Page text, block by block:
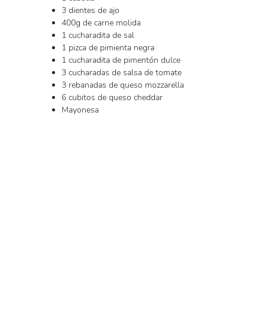
3 dientes de ajo
400g de carne molida
1 cucharadita de sal
1 pizca de pimienta negra
1 cucharadita de pimentón dulce
3 cucharadas de salsa de tomate
3 rebanadas de queso mozzarella
6 cubitos de queso cheddar
Mayonesa